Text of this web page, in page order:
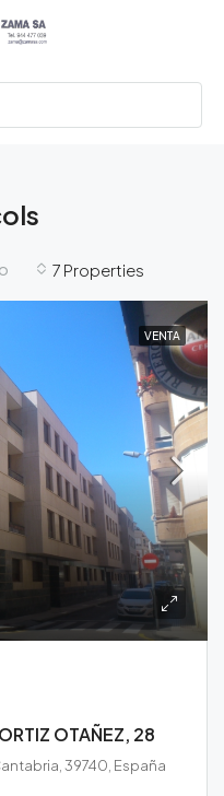
7 Properties
VENTA
OTAÑEZ, 28
39740, España